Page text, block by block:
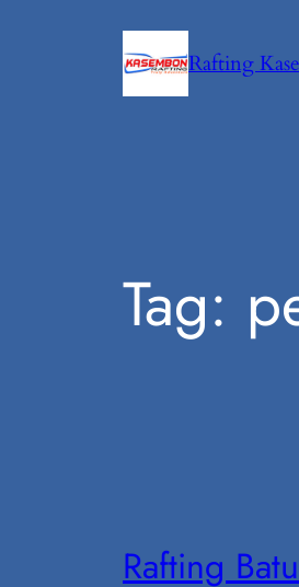
Rafting
Tag:
Rafting